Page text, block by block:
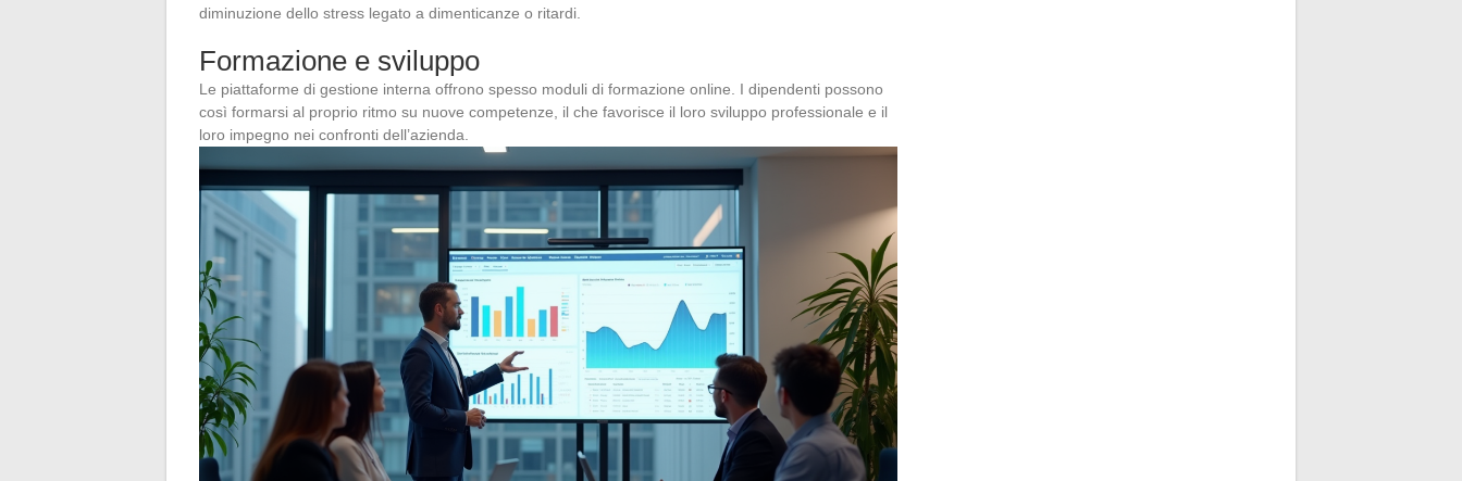
diminuzione dello stress legato a dimenticanze o ritardi.
Formazione e sviluppo
Le piattaforme di gestione interna offrono spesso moduli di formazione online. I dipendenti possono
così formarsi al proprio ritmo su nuove competenze, il che favorisce il loro sviluppo professionale e il
loro impegno nei confronti dell’azienda.